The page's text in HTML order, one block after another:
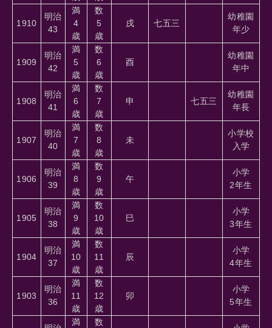
1910
明治
43
満
4
歳
数
5
歳
戌 七五三
幼稚園
年少
1909
明治
42
満
5
歳
数
6
歳
酉
幼稚園
年中
1908
明治
41
満
6
歳
数
7
歳
申 七五三
幼稚園
年長
1907
明治
40
満
7
歳
数
8
歳
未
小学校
入学
1906
明治
39
満
8
歳
数
9
歳
午
小学
2年生
1905
明治
38
満
9
歳
数
10
歳
巳
小学
3年生
1904
明治
37
満
10
歳
数
11
歳
辰
小学
4年生
1903
明治
36
満
11
歳
数
12
歳
卯
小学
5年生
満 数